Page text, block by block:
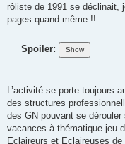
rôliste de 1991 se déclinait,
pages quand même !!
Spoiler:
L’activité se porte toujours
des structures
des GN pouvant se
vacances à thématique jeu
Eclaireurs et Eclaireuses